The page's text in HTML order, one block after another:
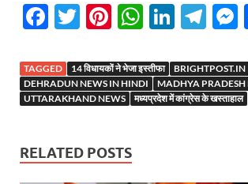
F
e
b
o
k
T
itt
er
Pi
er
es
W
at
s
Li
k
e
T
e
gr
TAGGED 14 विधायकों ने भेजा इस्तीफा
BRIGHTPOST.IN
DEHRADUN NEWS IN HINDI
MADHYA PRADESH
UTTARAKHAND NEWS
मध्यप्रदेश में कांग्रेस के खस्ताहाल
RELATED POSTS